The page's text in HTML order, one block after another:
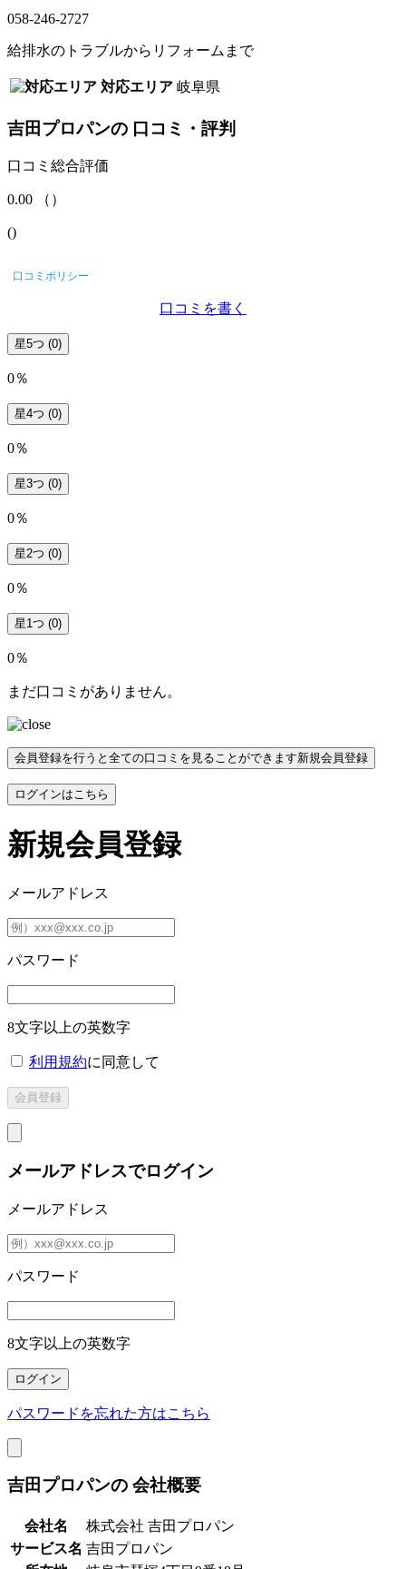
058-246-2727
給排水のトラブルからリフォームまで
対応エリア 岐阜県
吉田プロパンの 口コミ・評判
口コミ総合評価
0.00 （ ）
()
口コミポリシー
口コミを書く
星5つ (0)
0％
星4つ (0)
0％
星3つ (0)
0％
星2つ (0)
0％
星1つ (0)
0％
まだ口コミがありません。
会員登録を行うと全ての口コミを見ることができます新規会員登録
ログインはこちら
新規会員登録
メールアドレス
パスワード
8文字以上の英数字
利用規約に同意して
メールアドレスでログイン
メールアドレス
パスワード
8文字以上の英数字
パスワードを忘れた方はこちら
吉田プロパンの 会社概要
会社名
株式会社 吉田プロパン
サービス名 吉田プロパン